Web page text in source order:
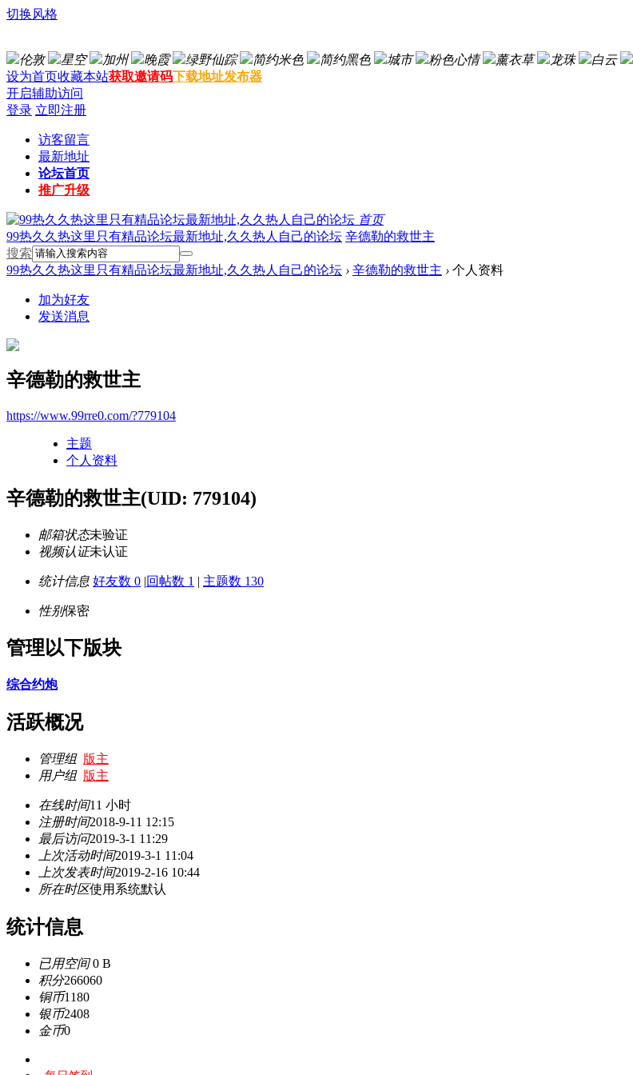
切换风格
伦敦 星空 加州 晚霞 绿野仙踪 简约米色 简约黑色 城市 粉色心情 薰衣草 龙珠 白云
设为首页收藏本站获取邀请码下载地址发布器
开启辅助访问
登录 立即注册
访客留言
最新地址
论坛首页
推广升级
首页
99热久久热这里只有精品论坛最新地址,久久热人自己的论坛 辛德勒的救世主
搜索
99热久久热这里只有精品论坛最新地址,久久热人自己的论坛 › 辛德勒的救世主 › 个人资料
加为好友
发送消息
辛德勒的救世主
https://www.99rre0.com/?779104
主题
个人资料
辛德勒的救世主(UID: 779104)
邮箱状态未验证
视频认证未认证
统计信息 好友数 0 |回帖数 1 | 主题数 130
性别保密
管理以下版块
综合约炮
活跃概况
管理组 版主
用户组 版主
在线时间11 小时
注册时间2018-9-11 12:15
最后访问2019-3-1 11:29
上次活动时间2019-3-1 11:04
上次发表时间2019-2-16 10:44
所在时区使用系统默认
统计信息
已用空间0 B
积分266060
铜币1180
银币2408
金币0